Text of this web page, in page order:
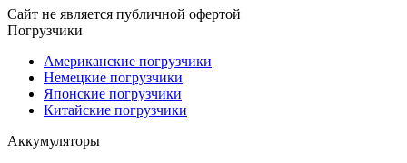
Сайт не является публичной офертой
Погрузчики
Американские погрузчики
Немецкие погрузчики
Японские погрузчики
Китайские погрузчики
Аккумуляторы